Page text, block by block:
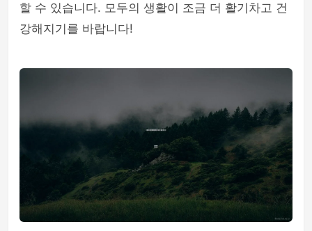
할 수 있습니다. 모두의 생활이 조금 더 활기차고 건
강해지기를 바랍니다!